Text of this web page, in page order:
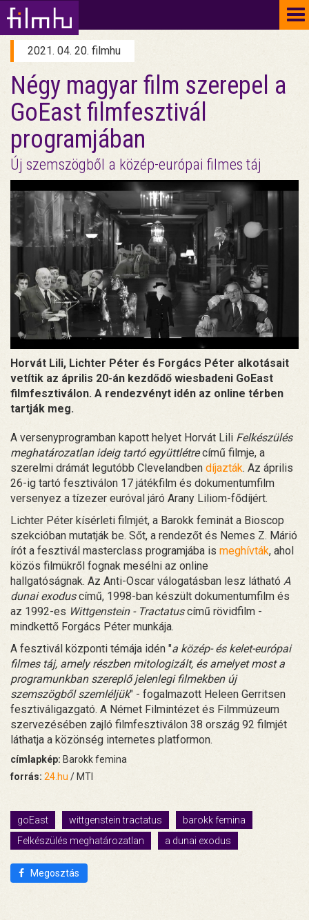
2021. 04. 20. filmhu
Négy magyar film szerepel a
GoEast filmfesztivál
programjában
Új szemszögből a közép-európai filmes táj
Horvát Lili, Lichter Péter és Forgács Péter alkotásait
vetítik az április 20-án kezdődő wiesbadeni GoEast
filmfesztiválon. A rendezvényt idén az online térben
tartják meg.
A versenyprogramban kapott helyet Horvát Lili Felkészülés
meghatározatlan ideig tartó együttlétrecímű filmje, a
szerelmi drámát legutóbb Clevelandben díjazták. Az április
26-ig tartó fesztiválon 17 játékfilm és dokumentumfilm
versenyez a tízezer euróval járó Arany Liliom-fődíjért.
Lichter Péter kísérleti filmjét, a Barokk feminát a Bioscop
szekcióban mutatják be. Sőt, a rendezőt és Nemes Z. Márió
írót a fesztivál masterclass programjába is meghívták, ahol
közös filmükről fognak mesélni az online
hallgatóságnak. Az Anti-Oscar válogatásban lesz látható A
dunai exoduscímű, 1998-ban készült dokumentumfilm és
az 1992-es Wittgenstein - Tractatuscímű rövidfilm -
mindkettő Forgács Péter munkája.
A fesztivál központi témája idén "a közép- és kelet-európai
filmes táj, amely részben mitologizált, és amelyet most a
programunkban szereplő jelenlegi filmekben új
szemszögből szemléljük" - fogalmazott Heleen Gerritsen
fesztiváligazgató. A Német Filmintézet és Filmmúzeum
szervezésében zajló filmfesztiválon 38 ország 92 filmjét
láthatja a közönség internetes platformon.
címlapkép: Barokk femina
forrás: 24.hu / MTI
goEast wittgenstein tractatus
barokk femina
Felkészülés meghatározatlan
a dunai exodus
Megosztás